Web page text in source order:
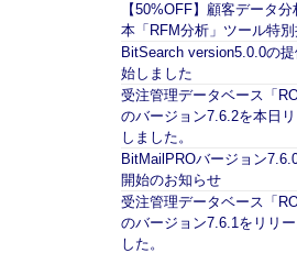
【50%OFF】顧客データ
本「RFM分析」ツール特
BitSearch version5.0.0の提
始しました
受注管理データベース「
のバージョン7.6.2を本日
しました。
BitMailPROバージョン
開始のお知らせ
受注管理データベース「
のバージョン7.6.1をリリー
した。